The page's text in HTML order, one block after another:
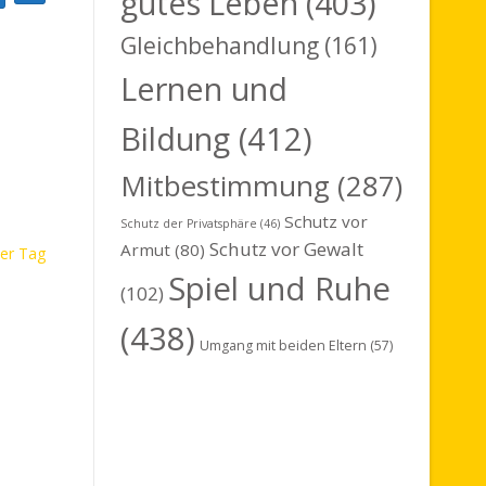
Tag
Gleichbehandlung (161)
Lernen und
Bildung (412)
Mitbestimmung (287)
Schutz der Privatsphäre (46) Schutz vor
Armut (80) Schutz vor Gewalt
(102) Spiel und Ruhe
(438) Umgang mit beiden Eltern (57)